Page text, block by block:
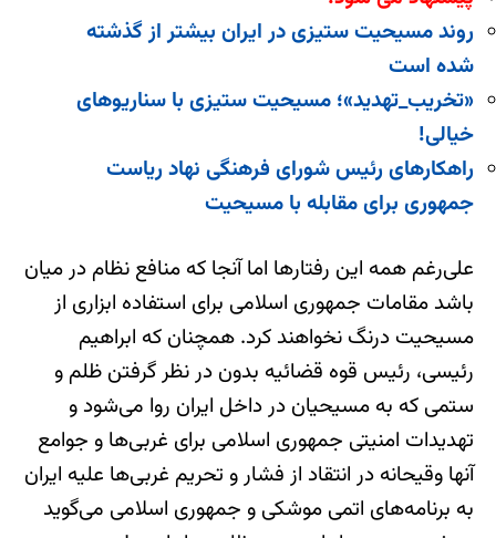
روند مسیحیت ستیزی در ایران بیشتر از گذشته
شده است
«تخریب_تهدید»؛ مسیحیت ستیزی با سناریوهای
خیالی!
راهکارهای رئیس شورای فرهنگی نهاد ریاست
جمهوری برای مقابله با مسیحیت
علی‌رغم همه این رفتارها اما آنجا که منافع نظام در میان
باشد مقامات جمهوری اسلامی برای استفاده ابزاری از
مسیحیت درنگ نخواهند کرد. همچنان که ابراهیم
رئیسی، رئیس قوه قضائیه بدون در نظر گرفتن ظلم و
ستمی که به مسیحیان در داخل ایران روا می‌شود و
تهدیدات امنیتی جمهوری اسلامی برای غربی‌ها و جوامع
آنها وقیحانه در انتقاد از فشار و تحریم‌ غربی‌ها علیه ایران
به برنامه‌های اتمی موشکی و جمهوری اسلامی می‌گوید